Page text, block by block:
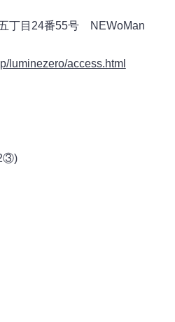
丁目24番55号 NEWoMan
luminezero/access.html